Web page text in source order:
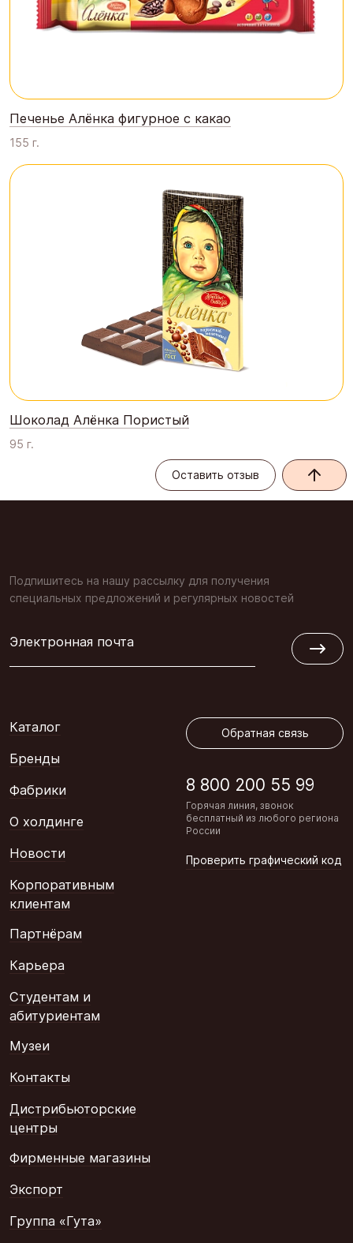
Печенье Алёнка фигурное с какао
155 г.
Шоколад Алёнка Пористый
95 г.
Оставить отзыв
Подпишитесь на нашу рассылку для получения
специальных предложений и регулярных новостей
Электронная почта
Каталог
Бренды
Фабрики
О холдинге
Новости
Корпоративным
клиентам
Партнёрам
Карьера
Студентам и
абитуриентам
Музеи
Контакты
Дистрибьюторские
центры
Фирменные магазины
Экспорт
Группа «Гута»
Обратная связь
8 800 200 55 99
Горячая линия, звонок
бесплатный из любого региона
России
Проверить графический код